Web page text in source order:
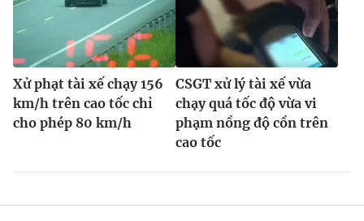
Xử phạt tài xế chạy 156
km/h trên cao tốc chỉ
cho phép 80 km/h
CSGT xử lý tài xế vừa
chạy quá tốc độ vừa vi
phạm nồng độ cồn trên
cao tốc